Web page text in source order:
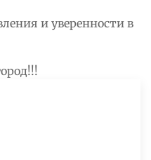
и уверенности в